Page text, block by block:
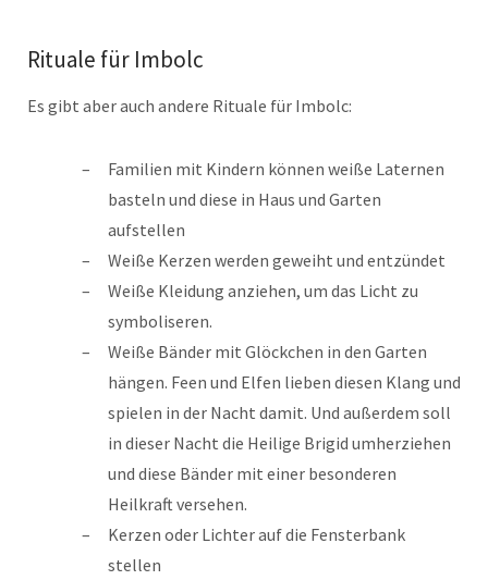
Rituale für Imbolc
Es gibt aber auch andere Rituale für Imbolc:
Familien mit Kindern können weiße Laternen
basteln und diese in Haus und Garten
aufstellen
Weiße Kerzen werden geweiht und entzündet
Weiße Kleidung anziehen, um das Licht zu
symboliseren.
Weiße Bänder mit Glöckchen in den Garten
hängen. Feen und Elfen lieben diesen Klang und
spielen in der Nacht damit. Und außerdem soll
in dieser Nacht die Heilige Brigid umherziehen
und diese Bänder mit einer besonderen
Heilkraft versehen.
Kerzen oder Lichter auf die Fensterbank
stellen